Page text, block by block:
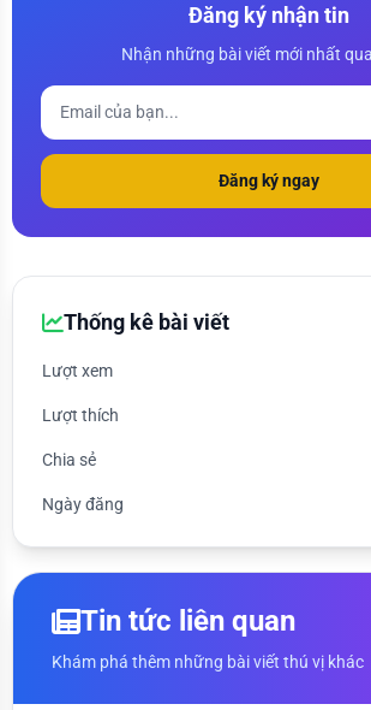
Đăng ký nhận tin
Nhận những bài viết mới nhất
Đăng ký ngay
Thống kê bài viết
Lượt xem
Lượt thích
Chia sẻ
Ngày đăng
Tin tức liên quan
Khám phá thêm những bài viết thú vị khác